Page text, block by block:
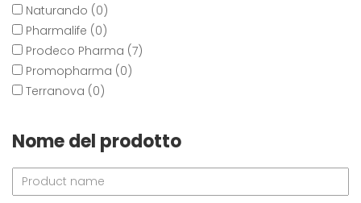
Naturando (0)
Pharmalife (0)
Prodeco Pharma (7)
Promopharma (0)
Terranova (0)
Nome del prodotto